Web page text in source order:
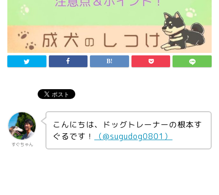
すぐちゃん
こんにちは、ドッグトレーナーの根本す
ぐるです！
（@sugudog0801）